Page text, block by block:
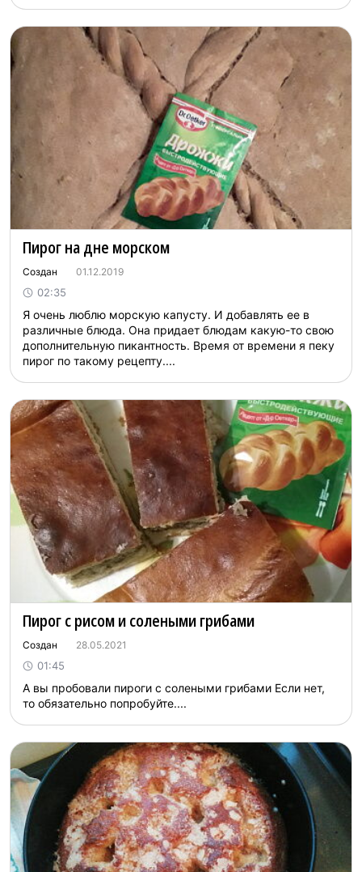
Пирог на дне морском
Создан 01.12.2019
02:35
Я очень люблю морскую капусту. И добавлять ее в
различные блюда. Она придает блюдам какую-то свою
дополнительную пикантность. Время от времени я пеку
пирог по такому рецепту....
Пирог с рисом и солеными грибами
Создан 28.05.2021
01:45
А вы пробовали пироги с солеными грибами Если нет,
то обязательно попробуйте....